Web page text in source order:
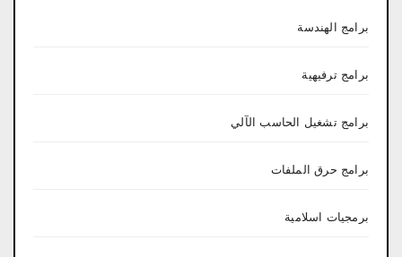
برامج الهندسة
برامج ترفيهية
برامج تشغيل الحاسب الآلي
برامج حرق الملفات
برمجيات اسلامية